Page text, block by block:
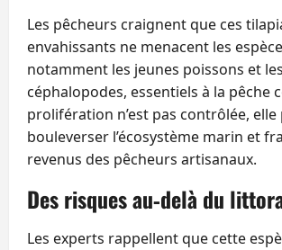
Les pêcheurs craignent que ces
envahissants ne menacent les
notamment les jeunes poissons et les
céphalopodes, essentiels à la pêche
prolifération n’est pas contrôlée,
bouleverser l’écosystème marin et
revenus des pêcheurs artisanaux.
Des risques au‑delà du
Les experts rappellent que cette